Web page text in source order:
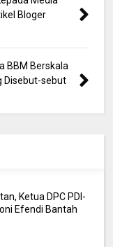
Bloger
BBM Berskala
Disebut-sebut
Ketua DPC PDI-
Efendi Bantah